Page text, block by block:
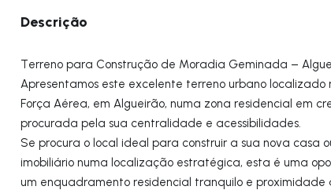
Descrição
Terreno para Construção de Moradia Geminada –
Apresentamos este excelente terreno urbano
Força Aérea, em Algueirão, numa zona residencial em
procurada pela sua centralidade e acessibilidades.
Se procura o local ideal para construir a sua nova casa
imobiliário numa localização estratégica, esta é uma
um enquadramento residencial tranquilo e proximidade